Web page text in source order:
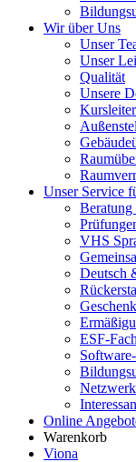
Wir über Uns
Unser
Unser
Qualität
Unsere
Unser Service
VHS
Deutsch
ESF-
Online
Warenkorb
Viona